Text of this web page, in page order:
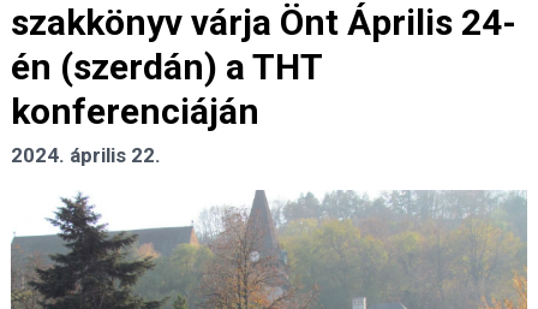
szakkönyv várja Önt Április 24-
én (szerdán) a THT
konferenciáján
2024. április 22.